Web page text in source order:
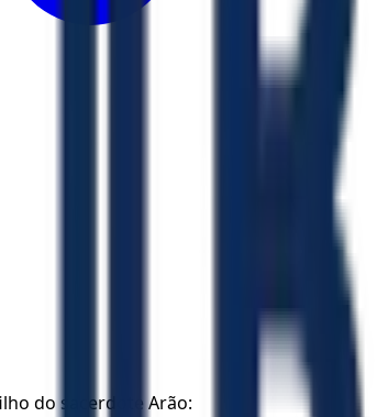
do sacerdote Arão: